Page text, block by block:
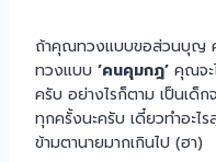
ถ้าคุณทวงแบบขอส่วนบุญ
ทวงแบบ ‘คนคุมกฎ’ คุณจะ
ครับ อย่างไรก็ตาม เป็นเด็
ทุกครั้งนะครับ เดี๋ยวทำอะไ
ข้ามตานายมากเกินไป (ฮา)